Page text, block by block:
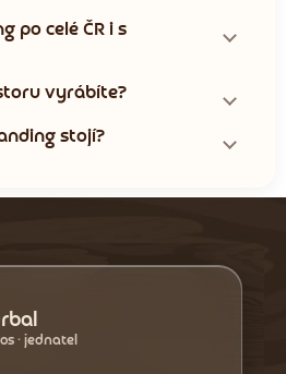
po celé ČR i s
vyrábíte?
stojí?
· jednatel